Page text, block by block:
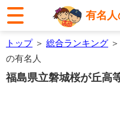
有名
トップ＞ 総合ランキング
の有名人
福島県立磐城桜が丘高